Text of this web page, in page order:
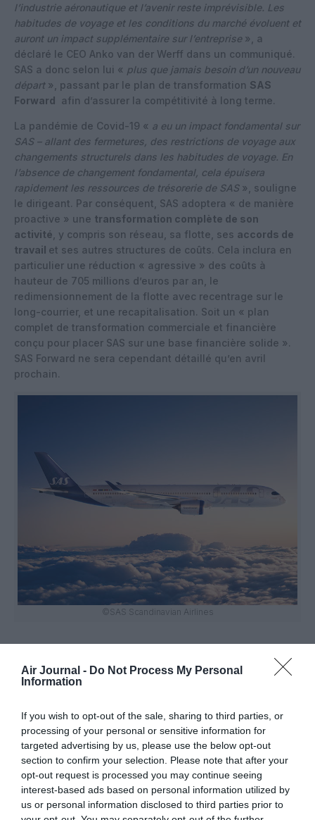
Air Journal - Do Not Process My Personal
Information
If you wish to opt-out of the sale, sharing to third parties, or
processing of your personal or sensitive information for
targeted advertising by us, please use the below opt-out
section to confirm your selection. Please note that after your
opt-out request is processed you may continue seeing
interest-based ads based on personal information utilized by
us or personal information disclosed to third parties prior to
l’industrie aéronautique et l’avenir reste imprévisible. Les
habitudes de voyage et les conditions du marché évoluent et
auront un impact supplémentaire sur l’entreprise », a
déclaré le CEO Anko van der Werff dans un communiqué.
SAS a donc selon lui « plus que jamais besoin d’un nouveau
départ », passant par le plan de transformation SAS
Forward afin d’assurer la compétitivité à long terme.
La pandémie de Covid-19 « a eu un impact fondamental sur
SAS – allant des fermetures, des restrictions de voyage aux
changements structurels dans les habitudes de voyage. En
l’absence de changement fondamental, cela épuisera
rapidement les ressources de trésorerie de SAS», souligne
le dirigeant. Par conséquent, SAS adoptera « de manière
proactive » une transformation complète de son
activité , y compris son réseau, sa flotte, ses accords de
travail et ses autres structures de coûts. Cela inclura en
particulier une réduction « agressive » des coûts à
hauteur de 705 millions d’euros par an, le
redimensionnement de la flotte avec recentrage sur le
long-courrier, et une recapitalisation. Soit un « plan
complet de transformation commerciale et financière
conçu pour placer SAS sur une base financière solide ».
SAS Forward ne sera cependant détaillé qu’en avril
prochain.
©SAS Scandinavian Airlines
Vous avez apprécié l’article ?
NOUS SOUTENIR